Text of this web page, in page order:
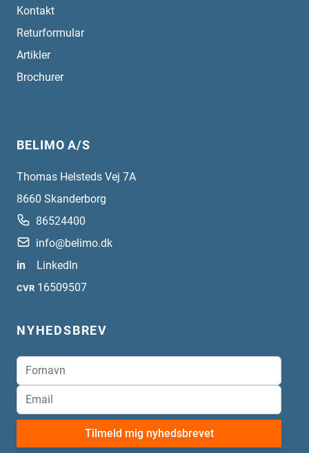
Kontakt
Returformular
Artikler
Brochurer
BELIMO A/S
Thomas Helsteds Vej 7A
8660 Skanderborg
86524400
info@belimo.dk
in
LinkedIn
CVR 16509507
NYHEDSBREV
Tilmeld mig nyhedsbrevet